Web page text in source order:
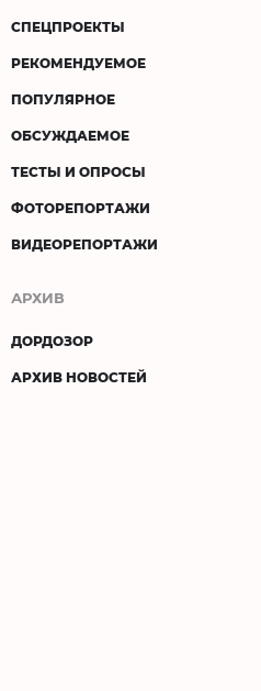
СПЕЦПРОЕКТЫ
РЕКОМЕНДУЕМОЕ
ПОПУЛЯРНОЕ
ОБСУЖДАЕМОЕ
ТЕСТЫ И ОПРОСЫ
ФОТОРЕПОРТАЖИ
ВИДЕОРЕПОРТАЖИ
АРХИВ
ДОРДОЗОР
АРХИВ НОВОСТЕЙ